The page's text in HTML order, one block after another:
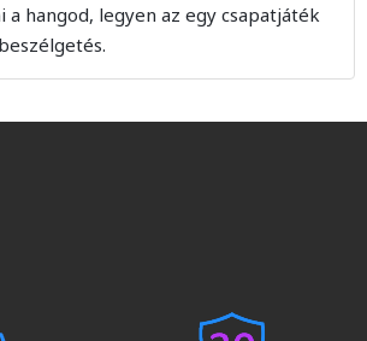
hangod, legyen az egy csapatjáték